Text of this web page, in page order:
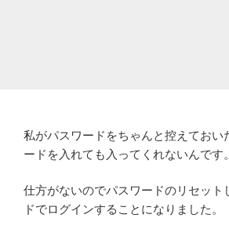
私がパスワードをちゃんと控えておい
ードを入れても入ってくれないんです。
仕方がないのでパスワードのリセット
ドでログインすることになりました。